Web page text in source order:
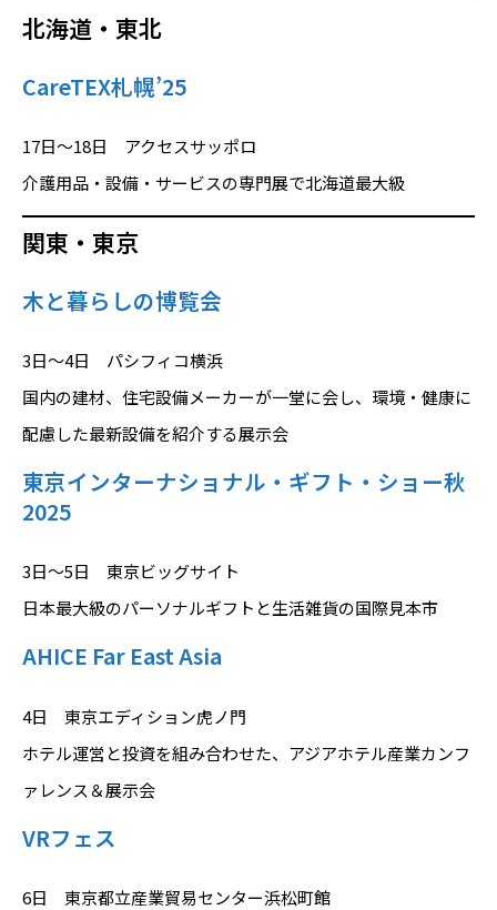
北海道・東北
CareTEX札幌’25
17日～18日 アクセスサッポロ
介護用品・設備・サービスの専門展で北海道最大級
関東・東京
木と暮らしの博覧会
3日～4日 パシフィコ横浜
国内の建材、住宅設備メーカーが一堂に会し、環境・健康に
配慮した最新設備を紹介する展示会
東京インターナショナル・ギフト・ショー秋
2025
3日～5日 東京ビッグサイト
日本最大級のパーソナルギフトと生活雑貨の国際見本市
AHICE Far East Asia
4日 東京エディション虎ノ門
ホテル運営と投資を組み合わせた、アジアホテル産業カンフ
ァレンス＆展示会
VRフェス
6日 東京都立産業貿易センター浜松町館